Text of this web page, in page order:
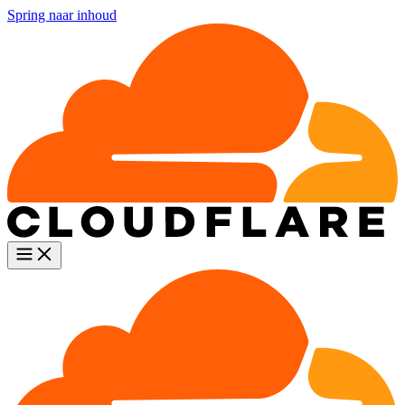
Spring naar inhoud